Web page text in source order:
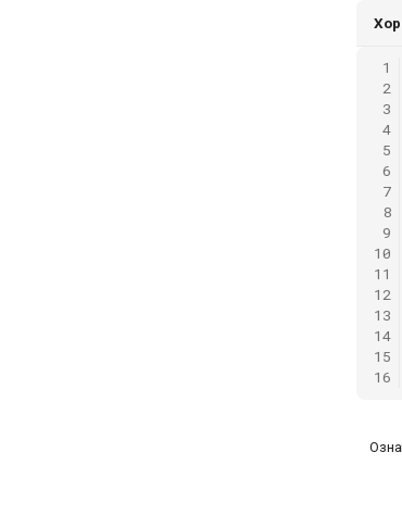
1
2
3
4
5
6
7
8
9
10
11
12
13
14
15
16